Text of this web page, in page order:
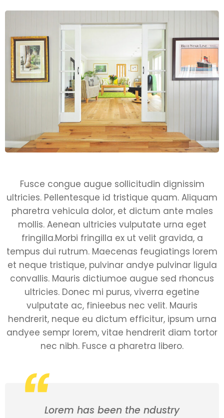
Fusce congue augue sollicitudin dignissim
ultricies. Pellentesque id tristique quam. Aliquam
pharetra vehicula dolor, et dictum ante males
mollis. Aenean ultricies vulputate urna eget
fringilla.Morbi fringilla ex ut velit gravida, a
tempus dui rutrum. Maecenas feugiatings lorem
et neque tristique, pulvinar andye pulvinar ligula
convallis. Mauris dictiumoe augue sed rhoncus
ultricies. Donec mi purus, viverra egetine
vulputate ac, finieebus nec velit. Mauris
hendrerit, neque eu dictum efficitur, ipsum urna
andyee sempr lorem, vitae hendrerit diam tortor
nec nibh. Fusce a pharetra libero.
Lorem has been the ndustry